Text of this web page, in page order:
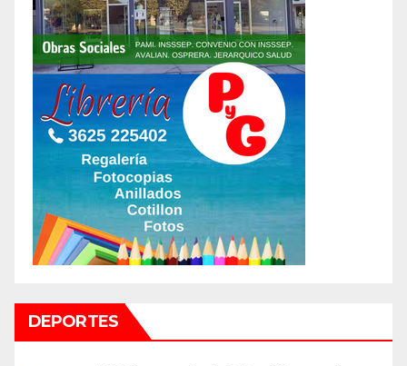
DEPORTES